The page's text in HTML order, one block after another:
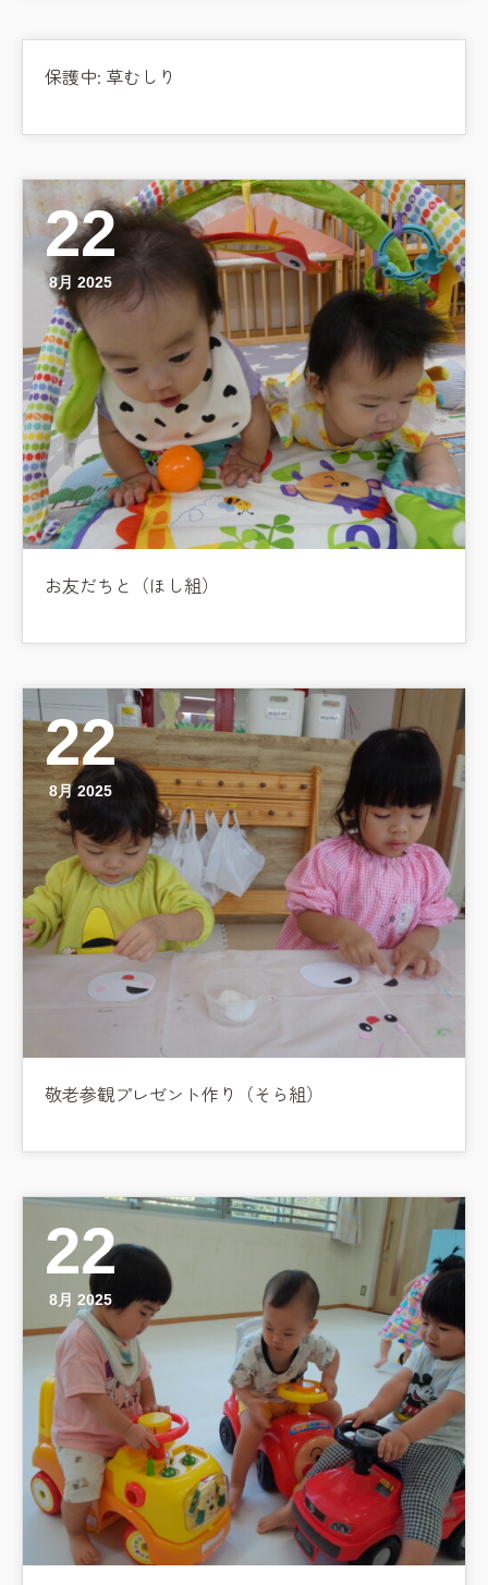
保護中: 草むしり
22
8月 2025
お友だちと（ほし組）
22
8月 2025
敬老参観プレゼント作り（そら組）
22
8月 2025
美⽊多チコス
未就園児クラス
0歳親子登園［マカロンクラス ]
1歳・2歳親子登園［マリポサクラ
ス ]
2歳児ひとり登園［ゆず組 ]
グループ施設・
関係先リンク
学校法⼈鴨⾕学園 鳳幼稚園
学校法⼈諏訪森学園 諏訪森幼稚
園
⼤阪府私⽴幼稚園連盟